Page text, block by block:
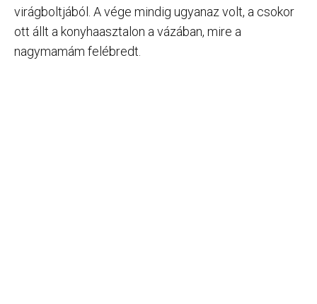
virágboltjából. A vége mindig ugyanaz volt, a csokor
ott állt a konyhaasztalon a vázában, mire a
nagymamám felébredt.